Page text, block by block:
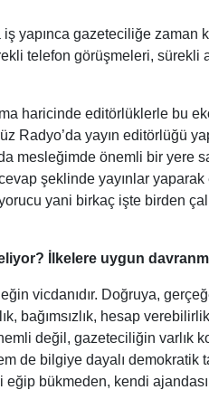
yapınca gazeteciliğe zaman
telefon görüşmeleri, sürekli
haricinde editörlüklerle bu
Radyo’da yayın editörlüğü
mesleğimde önemli bir yere
şeklinde yayınlar
yani birkaç işte birden
İlkelere uygun
vicdanıdır. Doğruya,
bağımsızlık, hesap
değil, gazeteciliğin varlık
de bilgiye dayalı
bükmeden, kendi